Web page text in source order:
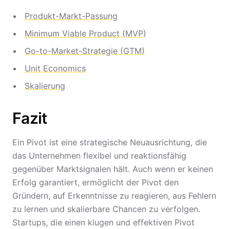
Produkt-Markt-Passung
Minimum Viable Product (MVP)
Go-to-Market-Strategie (GTM)
Unit Economics
Skalierung
Fazit
Ein Pivot ist eine strategische Neuausrichtung, die
das Unternehmen flexibel und reaktionsfähig
gegenüber Marktsignalen hält. Auch wenn er keinen
Erfolg garantiert, ermöglicht der Pivot den
Gründern, auf Erkenntnisse zu reagieren, aus Fehlern
zu lernen und skalierbare Chancen zu verfolgen.
Startups, die einen klugen und effektiven Pivot